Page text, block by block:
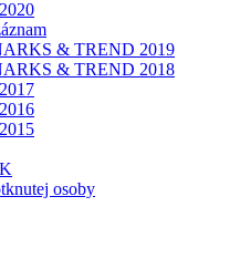
& TREND 2019
& TREND 2018
osoby